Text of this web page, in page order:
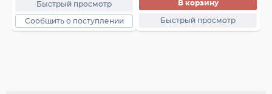
Быстрый просмотр
Сообщить о поступлении
В корзину
Быстрый просмотр